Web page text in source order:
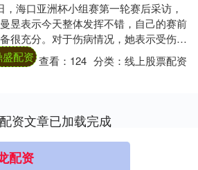
，海口亚洲杯小组赛第一轮赛后采访，
昱表示今天整体发挥不错，自己的赛前
很充分。对于伤病情况，她表示受伤后
过去很长时间，希望专注于现在比赛的
。谈....
盛配资 查看： 124 分类：线上股票配资
资文章已加载完成
配资